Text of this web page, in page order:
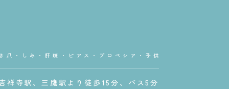
・しみ・肝斑・ピアス・プロペシア・子供
祥寺駅、三鷹駅より徒歩15分、バス5分